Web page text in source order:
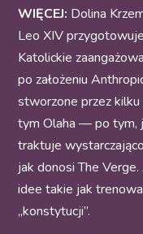
WIĘCEJ: Dolina
Leo XIV
Katolickie
po założeniu
stworzone przez
tym Olaha — po tym,
traktuje
jak donosi The
idee takie jak
„konstytucji”.